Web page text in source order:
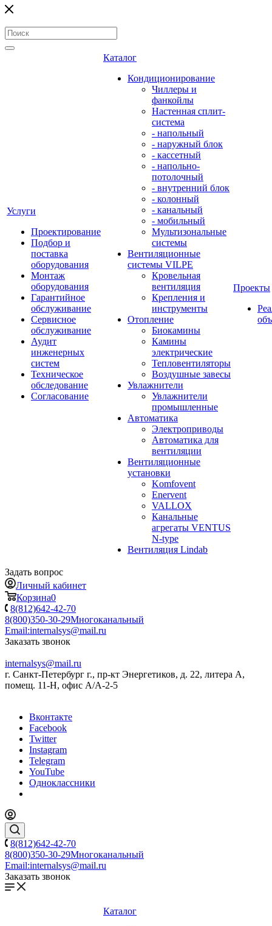
Услуги
Проектирование
Подбор и
поставка
оборудования
Монтаж
оборудования
Гарантийное
обслуживание
Сервисное
обслуживание
Аудит
инженерных
систем
Техническое
обследование
Согласование
Каталог
Кондиционирование
Чиллеры и
фанкойлы
Настенная сплит-
система
- напольный
- наружный блок
- кассетный
- напольно-
потолочный
- внутренний блок
- колонный
- канальный
- мобильный
Мультизональные
системы
Вентиляционные
системы VILPE
Кровельная
вентиляция
Крепления и
инструменты
Отопление
Биокамины
Камины
электрические
Тепловентиляторы
Воздушные завесы
Увлажнители
Увлажнители
промышленные
Автоматика
Электроприводы
Автоматика для
вентиляции
Вентиляционные
установки
Komfovent
Enervent
VALLOX
Канальные
агрегаты VENTUS
N-type
Вентиляция Lindab
Проекты
Задать вопрос
Личный кабинет
Корзина0
8(812)642-42-70
8(800)350-30-29Многоканальный
Email:internalsys@mail.ru
Заказать звонок
internalsys@mail.ru
г. Санкт-Петербург г., пр-кт Энергетиков, д. 22, литера А,
помещ. 11-Н, офис А/А-2-5
Вконтакте
Facebook
Twitter
Instagram
Telegram
YouTube
Одноклассники
8(812)642-42-70
8(800)350-30-29Многоканальный
Email:internalsys@mail.ru
Заказать звонок
Каталог